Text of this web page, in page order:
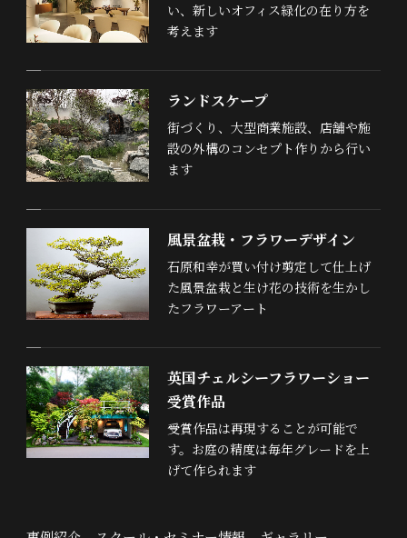
い、新しいオフィス緑化の在り方を
考えます
ランドスケープ
街づくり、大型商業施設、店舗や施
設の外構のコンセプト作りから行い
ます
風景盆栽・フラワーデザイン
石原和幸が買い付け剪定して仕上げ
た風景盆栽と生け花の技術を生かし
たフラワーアート
英国チェルシーフラワーショー
受賞作品
受賞作品は再現することが可能で
す。お庭の精度は毎年グレードを上
げて作られます